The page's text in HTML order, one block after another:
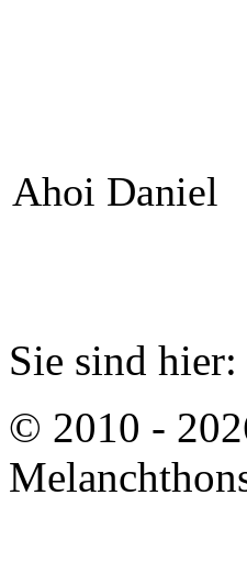
Ahoi Daniel
Sie sind hier:
© 2010 -